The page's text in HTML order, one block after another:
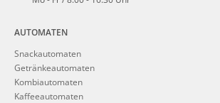
AUTOMATEN
Snackautomaten
Getränkeautomaten
Kombiautomaten
Kaffeeautomaten